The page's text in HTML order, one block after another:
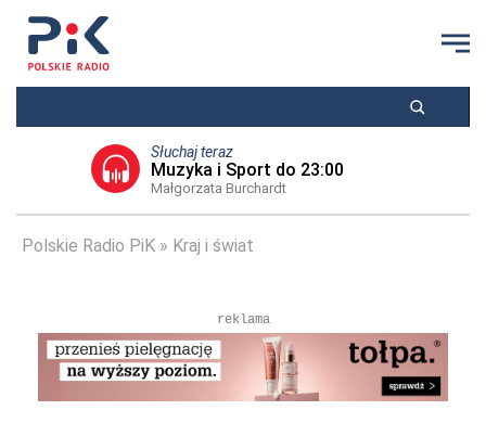
Słuchaj teraz
Muzyka i Sport do 23:00
Małgorzata Burchardt
Polskie Radio PiK Kraj i świat
reklama